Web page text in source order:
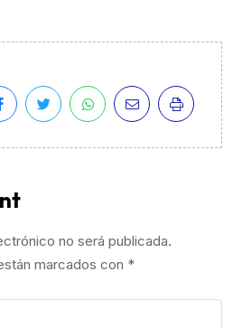
no será publicada.
marcados con *